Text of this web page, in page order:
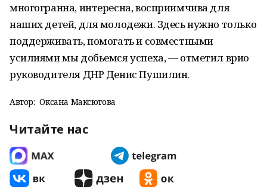
многогранна, интересна, восприимчива для
наших детей, для молодежи. Здесь нужно только
поддерживать, помогать и совместными
усилиями мы добьемся успеха, — отметил врио
руководителя ДНР Денис Пушилин.
Автор: Оксана Максютова
Читайте нас